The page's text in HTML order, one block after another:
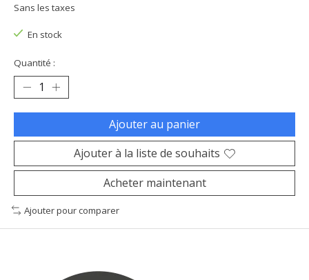
Sans les taxes
En stock
Quantité :
Ajouter au panier
Ajouter à la liste de souhaits
Acheter maintenant
Ajouter pour comparer